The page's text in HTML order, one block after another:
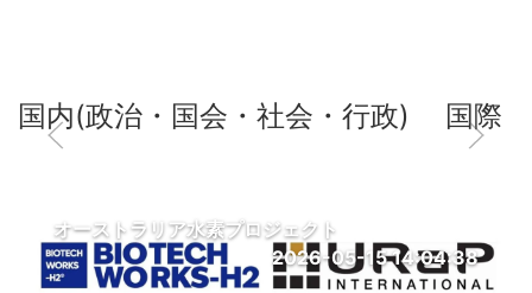
国内(政治・国会・社会・行政) 国際
オーストラリア水素プロジェクト
2026-05-15 14:04:38